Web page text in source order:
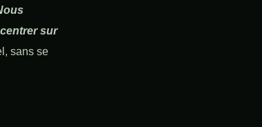
sur
sans se